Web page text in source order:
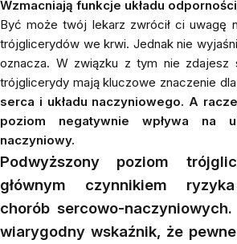
Wzmacniają funkcje układu
Być może twój lekarz zwrócił ci uwagę
trójglicerydów we krwi. Jednak nie
oznacza. W związku z tym nie zdajesz
trójglicerydy mają kluczowe znaczenie
serca i układu naczyniowego. A
poziom negatywnie wpływa na
naczyniowy.
Podwyższony poziom
głównym czynnikiem
chorób sercowo-
wiarygodny wskaźnik, że